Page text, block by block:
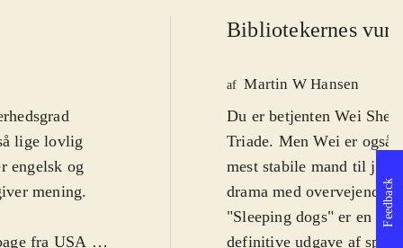
lige lovlig
engelsk og
mening.
fra USA til
Bibliotekernes
af Martin W Hansen
Du er betjenten Wei
Triade. Men Wei er også
mest stabile mand til
drama med overvejende
"Sleeping dogs" er en
definitive udgave af
Feedback